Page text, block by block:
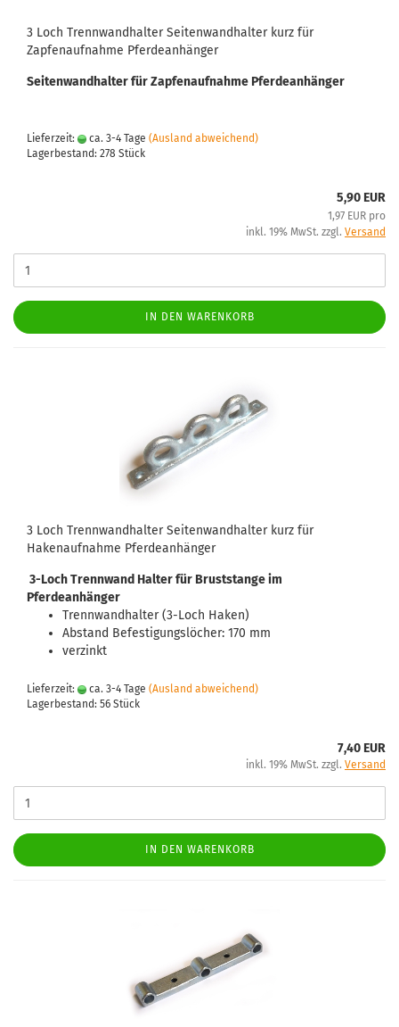
3 Loch Trennwandhalter Seitenwandhalter kurz für
Zapfenaufnahme Pferdeanhänger
Seitenwandhalter für Zapfenaufnahme Pferdeanhänger
Lieferzeit: ca. 3-4 Tage (Ausland abweichend)
Lagerbestand: 278 Stück
5,90 EUR
1,97 EUR pro
inkl. 19% MwSt. zzgl. Versand
IN DEN WARENKORB
3 Loch Trennwandhalter Seitenwandhalter kurz für
Hakenaufnahme Pferdeanhänger
3-Loch Trennwand Halter für Bruststange im
Pferdeanhänger
Trennwandhalter (3-Loch Haken)
Abstand Befestigungslöcher: 170 mm
verzinkt
Lieferzeit: ca. 3-4 Tage (Ausland abweichend)
Lagerbestand: 56 Stück
7,40 EUR
inkl. 19% MwSt. zzgl. Versand
IN DEN WARENKORB